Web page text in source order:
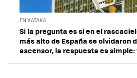
EN XATAKA
Si la pregunta es si en el
más alto de España se olvidaron
ascensor, la respuesta es